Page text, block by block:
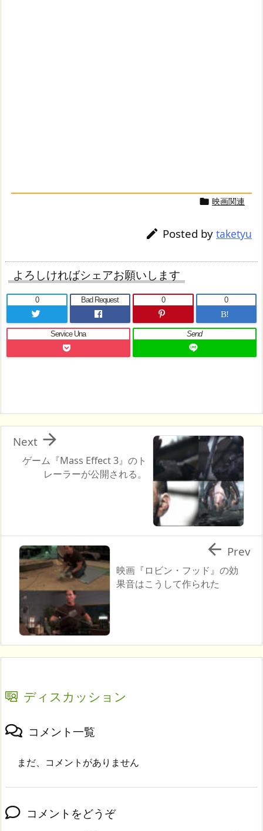
 映画関連
 Posted by taketyu
よろしければシェアお願いします
0 Bad Request
0
B!
0
Service Una Send
ゲーム『Mass Effect 3』のト
レーラーが公開される。

Next
映画『ロビン・フッド』の効
果音はこうして作られた
 Prev
ディスカッション
コメント一覧
まだ、コメントがありません
コメントをどうぞ